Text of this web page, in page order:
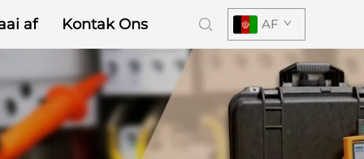
af Kontak Ons AF